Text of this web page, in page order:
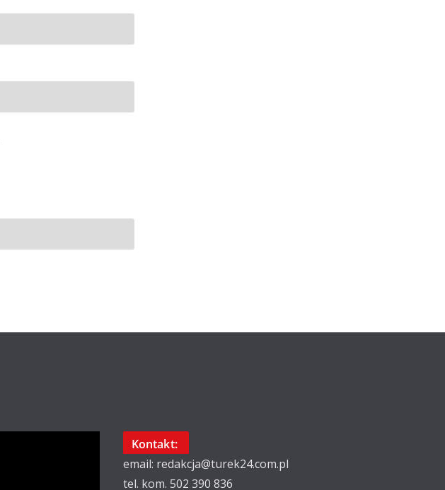
Kontakt:
email: redakcja@turek24.com.pl
tel. kom. 502 390 836